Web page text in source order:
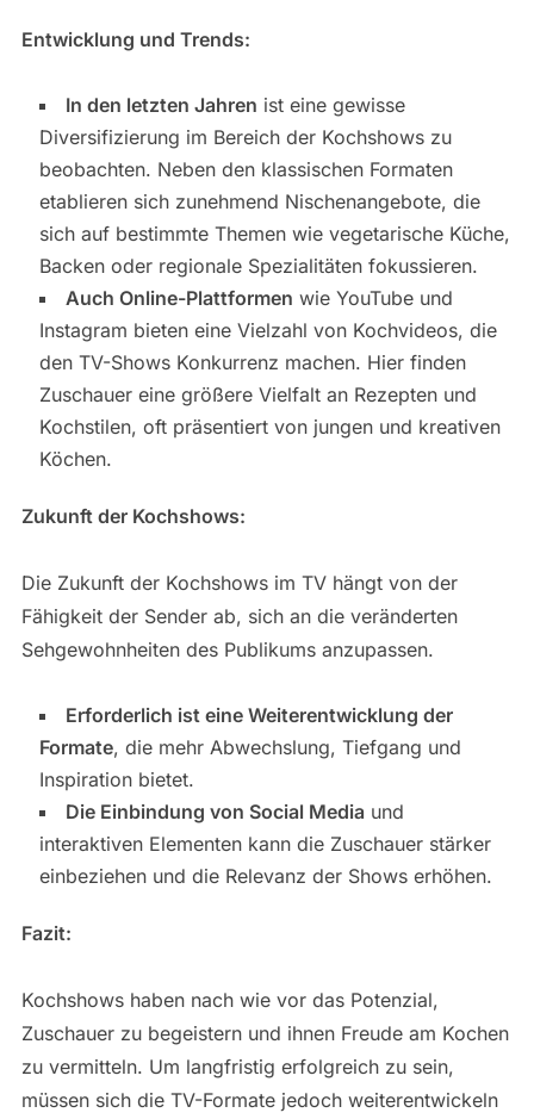
Entwicklung und Trends:
In den letzten Jahren ist eine gewisse
Diversifizierung im Bereich der Kochshows zu
beobachten. Neben den klassischen Formaten
etablieren sich zunehmend Nischenangebote, die
sich auf bestimmte Themen wie vegetarische Küche,
Backen oder regionale Spezialitäten fokussieren.
Auch Online-Plattformen wie YouTube und
Instagram bieten eine Vielzahl von Kochvideos, die
den TV-Shows Konkurrenz machen. Hier finden
Zuschauer eine größere Vielfalt an Rezepten und
Kochstilen, oft präsentiert von jungen und kreativen
Köchen.
Zukunft der Kochshows:
Die Zukunft der Kochshows im TV hängt von der
Fähigkeit der Sender ab, sich an die veränderten
Sehgewohnheiten des Publikums anzupassen.
Erforderlich ist eine Weiterentwicklung der
Formate, die mehr Abwechslung, Tiefgang und
Inspiration bietet.
Die Einbindung von Social Media und
interaktiven Elementen kann die Zuschauer stärker
einbeziehen und die Relevanz der Shows erhöhen.
Fazit:
Kochshows haben nach wie vor das Potenzial,
Zuschauer zu begeistern und ihnen Freude am Kochen
zu vermitteln. Um langfristig erfolgreich zu sein,
müssen sich die TV-Formate jedoch weiterentwickeln